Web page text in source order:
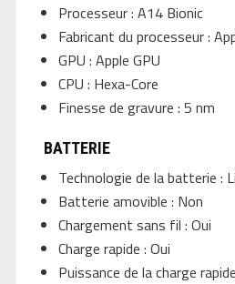
Processeur : A14 Bionic
Fabricant du processeur :
GPU : Apple GPU
CPU : Hexa-Core
Finesse de gravure : 5 nm
BATTERIE
Technologie de la batterie :
Batterie amovible : Non
Chargement sans fil : Oui
Charge rapide : Oui
Puissance de la charge